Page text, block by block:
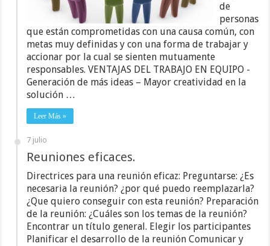
de
personas
que están comprometidas con una causa común, con
metas muy definidas y con una forma de trabajar y
accionar por la cual se sienten mutuamente
responsables. VENTAJAS DEL TRABAJO EN EQUIPO -
Generación de más ideas – Mayor creatividad en la
solución …
Leer Más »
7 julio
Reuniones eficaces.
Directrices para una reunión eficaz: Preguntarse: ¿Es
necesaria la reunión? ¿por qué puedo reemplazarla?
¿Que quiero conseguir con esta reunión? Preparación
de la reunión: ¿Cuáles son los temas de la reunión?
Encontrar un título general. Elegir los participantes
Planificar el desarrollo de la reunión Comunicar y